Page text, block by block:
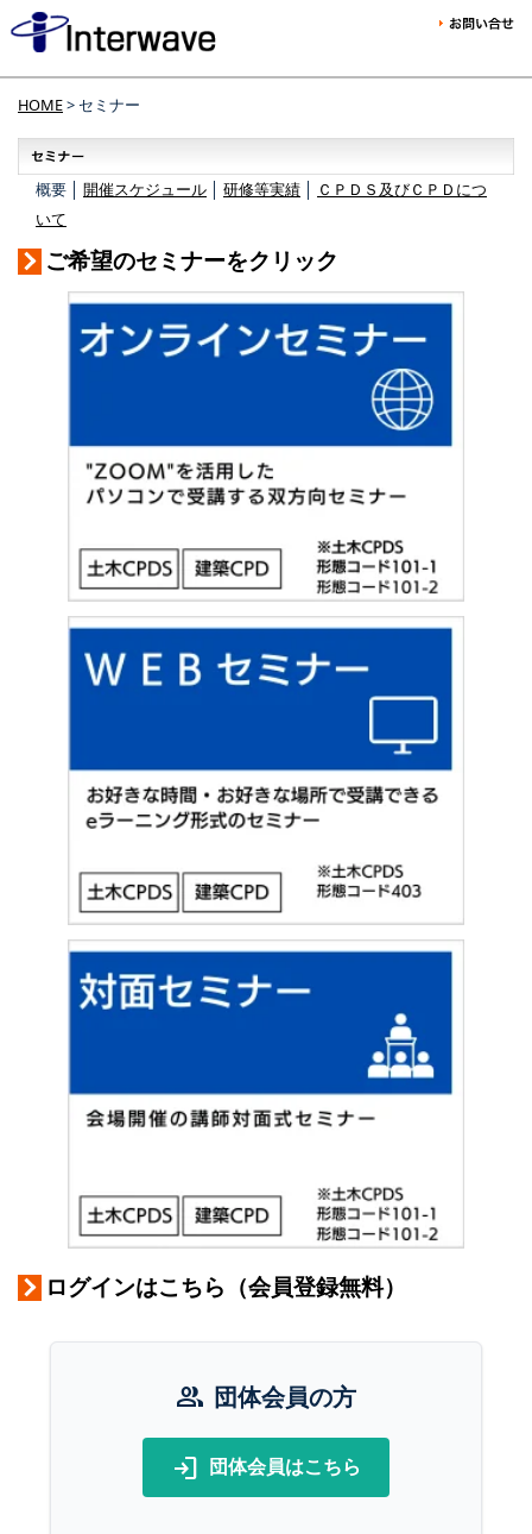
HOME> セミナー
概要 │ 開催スケジュール 研修等実績
ＣＰＤＳ及びＣＰＤにつ
いて
ご希望のセミナーをクリック
ログインはこちら（会員登録無料）
group 団体会員の方
login 団体会員はこちら